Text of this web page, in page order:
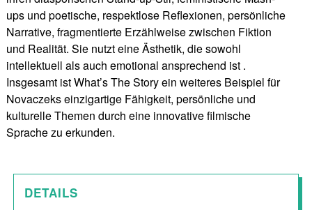
ups und poetische, respektlose Reflexionen, persönliche
Narrative, fragmentierte Erzählweise zwischen Fiktion
und Realität. Sie nutzt eine Ästhetik, die sowohl
intellektuell als auch emotional ansprechend ist .
Insgesamt ist What’s The Story ein weiteres Beispiel für
Novaczeks einzigartige Fähigkeit, persönliche und
kulturelle Themen durch eine innovative filmische
Sprache zu erkunden.
DETAILS